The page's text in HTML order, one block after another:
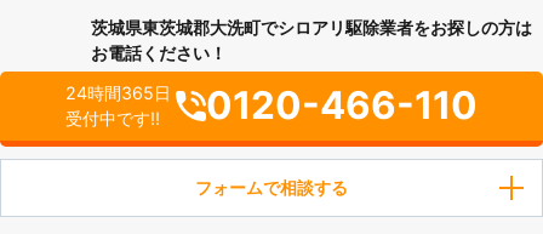
茨城県東茨城郡大洗町でシロアリ駆除業者をお探しの方は
お電話ください！
24時間365日
受付中です!!
0120-466-110
フォームで相談する